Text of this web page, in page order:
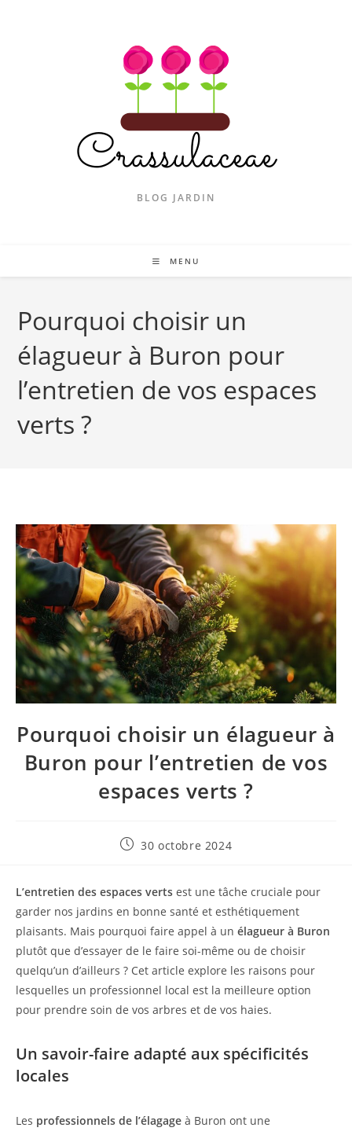
BLOG JARDIN
MENU
Pourquoi choisir un
élagueur à Buron pour
l’entretien de vos espaces
verts ?
Pourquoi choisir un élagueur à
Buron pour l’entretien de vos
espaces verts ?
Publication
30 octobre 2024
L’entretien des espaces verts est une tâche cruciale pour
garder nos jardins en bonne santé et esthétiquement
plaisants. Mais pourquoi faire appel à un élagueur à Buron
plutôt que d’essayer de le faire soi-même ou de choisir
quelqu’un d’ailleurs ? Cet article explore les raisons pour
lesquelles un professionnel local est la meilleure option
pour prendre soin de vos arbres et de vos haies.
Un savoir-faire adapté aux spécificités
locales
Les professionnels de l’élagage à Buron ont une